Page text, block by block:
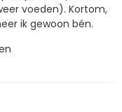
voeden). Kortom,
ik gewoon bén.